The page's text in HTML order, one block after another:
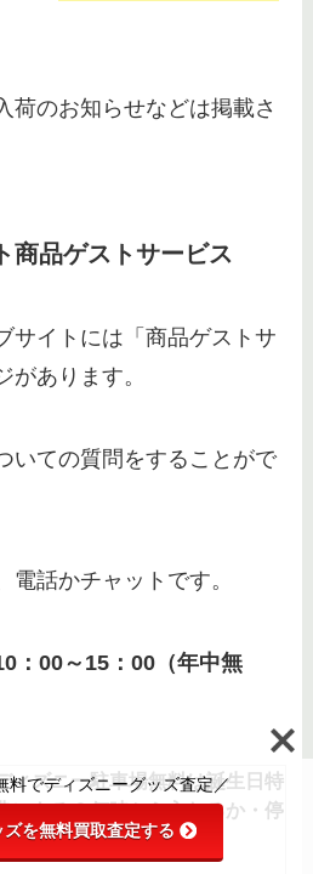
荷のお知らせなどは掲載さ
商品ゲストサービス
サイトには「商品ゲストサ
があります。
いての質問をすることがで
電話かチャットです。
：00～15：00（年中無
ィズニー駐車場無料は誕生日特
にある？何時から入れるか・停
っぱなし可否等調査
料でディズニーグッズ査定／
を無料買取査定する